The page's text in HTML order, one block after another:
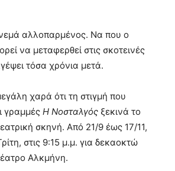
αλλοπαρμένος. Να που ο
να μεταφερθεί στις σκοτεινές
τόσα χρόνια μετά.
χαρά ότι τη στιγμή που
γραμμές Η Νοσταλγός ξεκινά το
σκηνή. Από 21/9 έως 17/11,
στις 9:15 μ.μ. για δεκαοκτώ
Αλκμήνη.